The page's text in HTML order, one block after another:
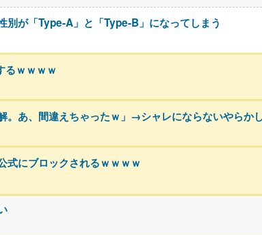
別が「Type-A」と「Type-B」になってしまう
るｗｗｗｗ
。あ、間違えちゃったｗ」→シャレにならないやらか
式にブロックされるｗｗｗｗ